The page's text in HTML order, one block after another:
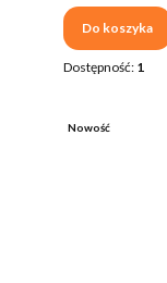
Do koszyka
Dostępność: 1
Nowość